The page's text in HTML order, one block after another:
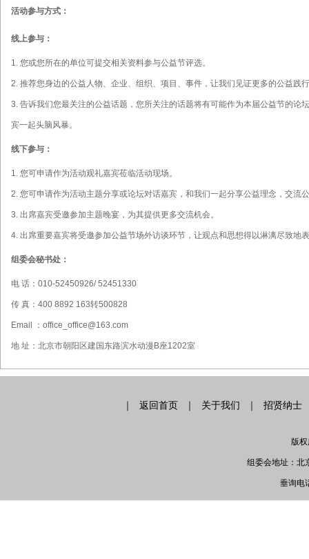
活动参与方式：
线上参与：
1. 您或您所在的单位可提交相关资料参与公益节评选。
2. 推荐您身边的公益人物、企业、组织、项目、事件，让我们见证更多的公益践
3. 告诉我们您最关注的公益话题，您所关注的话题将有可能作为本届公益节的论
宾一起头脑风暴。
线下参与：
1. 您可申请作为活动观礼嘉宾莅临活动现场。
2. 您可申请作为活动主题分享或论坛对话嘉宾，和我们一起分享公益理念，交流
3. 出席嘉宾受邀参加主题晚宴，为其提供更多交流机会。
4. 出席重要嘉宾将受邀参加公益节场外访谈环节，让观点和思想得以淋漓尽致地
组委会秘书处：
电 话：010-52450926/ 52451330
传 真：400 8892 163转500828
Email ：office_office@163.com
地 址：北京市朝阳区建国东路滨水动漫B座1202室
返回首页 关于我们 招贤纳士
版
组委会地址：北
垂询电